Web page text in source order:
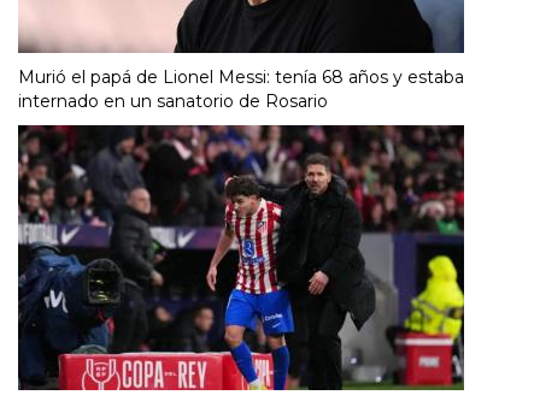
Murió el papá de Lionel Messi: tenía 68 años y estaba
internado en un sanatorio de Rosario